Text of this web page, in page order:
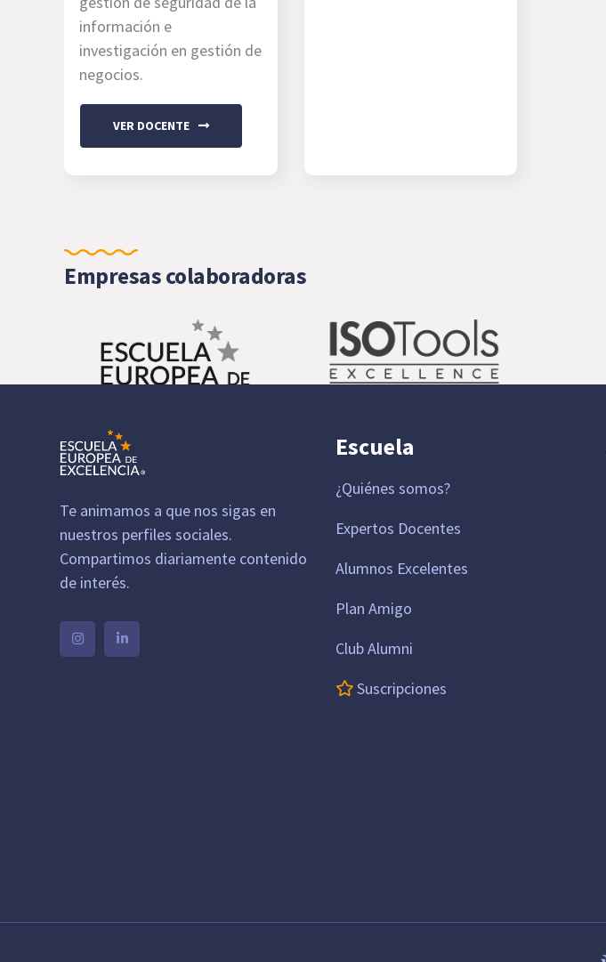
información e
investigación en gestión de
negocios.
VER DOCENTE
Empresas colaboradoras
Te animamos a que nos sigas en
nuestros perfiles sociales.
Compartimos diariamente contenido
de interés.
Escuela
¿Quiénes somos?
Expertos Docentes
Alumnos Excelentes
Plan Amigo
Club Alumni
Suscripciones